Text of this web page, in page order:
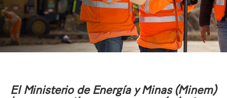
El Ministerio de Energía y Minas (Minem)